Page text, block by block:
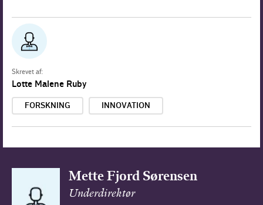
Skrevet af:
Lotte Malene Ruby
FORSKNING INNOVATION
Mette Fjord Sørensen
Underdirektør